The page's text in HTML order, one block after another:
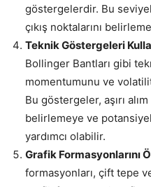
göstergelerdir. Bu
çıkış noktalarını
Teknik Göstergeleri
Bollinger Bantları gibi
momentumunu ve
Bu göstergeler, aşırı alım
belirlemeye ve
yardımcı olabilir.
Grafik Formasyonlarını
formasyonları, çift tepe